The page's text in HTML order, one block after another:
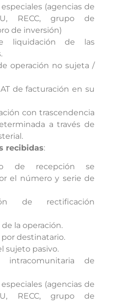
(agencias de
RECC, grupo de
de inversión)
liquidación de las
operación no sujeta /
de facturación en su
con trascendencia
a través de
recibidas:
de recepción se
el número y serie de
de rectificación
la operación.
destinatario.
sujeto pasivo.
intracomunitaria de
(agencias de
RECC, grupo de